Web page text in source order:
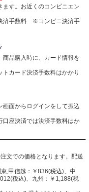
す。お近くのコンビニエン
済手数料 ※コンビニ決済手
品購入時に、カード情報を
カード決済手数料はかかり
面からログインをして振込
座決済では決済手数料はか
文での価格となります。配送
,甲信越：￥836(税込)、中
税込)、九州：￥1,188(税